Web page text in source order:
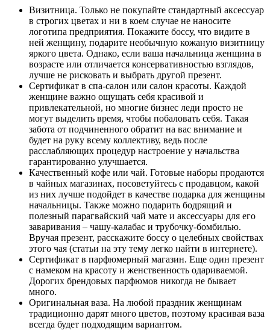
Визитница. Только не покупайте стандартный аксессуар
в строгих цветах и ни в коем случае не наносите
логотипа предприятия. Покажите боссу, что видите в
ней женщину, подарите необычную кожаную визитницу
яркого цвета. Однако, если ваша начальница женщина в
возрасте или отличается консервативностью взглядов,
лучше не рисковать и выбрать другой презент.
Сертификат в спа-салон или салон красоты. Каждой
женщине важно ощущать себя красивой и
привлекательной, но многие бизнес леди просто не
могут выделить время, чтобы побаловать себя. Такая
забота от подчиненного обратит на вас внимание и
будет на руку всему коллективу, ведь после
расслабляющих процедур настроение у начальства
гарантированно улучшается.
Качественный кофе или чай. Готовые наборы продаются
в чайных магазинах, посоветуйтесь с продавцом, какой
из них лучше подойдет в качестве подарка для женщины
начальницы. Также можно подарить бодрящий и
полезный парагвайский чай мате и аксессуары для его
заваривания – чашу-калабас и трубочку-бомбилью.
Вручая презент, расскажите боссу о целебных свойствах
этого чая (статьи на эту тему легко найти в интернете).
Сертификат в парфюмерный магазин. Еще один презент
с намеком на красоту и женственность одариваемой.
Дорогих брендовых парфюмов никогда не бывает
много.
Оригинальная ваза. На любой праздник женщинам
традиционно дарят много цветов, поэтому красивая ваза
всегда будет подходящим вариантом.